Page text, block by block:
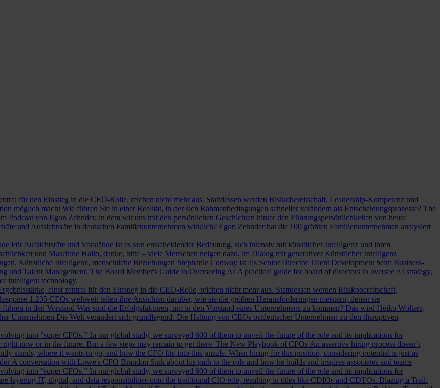
für den Einstieg in die CEO-Rolle, reichen nicht mehr aus. Stattdessen werden Risikobereitschaft, Leadership-Kompetenz und
möglich macht Wie führen Sie in einer Realität, in der sich Rahmenbedingungen schneller verändern als Entscheidungsprozesse? The
Podcast von Egon Zehnder, in dem wir uns mit den persönlichen Geschichten hinter den Führungspersönlichkeiten von heute
und Aufsichtsräte in deutschen Familienunternehmen wirklich? Egon Zehnder hat die 100 größten Familienunternehmen analysiert
Für Aufsichtsräte und Vorstände ist es von entscheidender Bedeutung, sich intensiv mit künstlicher Intelligenz und ihren
und Maschine Hallo, danke, bitte – viele Menschen neigen dazu, im Dialog mit generativer Künstlicher Intelligenz
Künstliche Intelligenz, menschliche Beziehungen Stephanie Conway ist als Senior Director Talent Development beim Business-
und Talent Management. The Board Member's Guide to Overseeing AI A practical guide for board of directors to oversee AI strategy,
intelligent technology.
einst zentral für den Einstieg in die CEO-Rolle, reichen nicht mehr aus. Stattdessen werden Risikobereitschaft,
1.235 CEOs weltweit teilen ihre Ansichten darüber, wie sie die größten Herausforderungen meistern, denen sie
in den Vorstand Was sind die Erfolgsfaktoren, um in den Vorstand eines Unternehmens zu kommen? Das wird Heiko Wolters,
Unternehmen Die Welt verändert sich grundlegend. Die Haltung von CEOs ostdeutscher Unternehmen zu den disruptiven
into “super CFOs.” In our global study, we surveyed 600 of them to unveil the future of the role and its implications for
now or in the future. But a few steps may remain to get there. The New Playbook of CFOs An assertive hiring process doesn’t
stands, where it wants to go, and how the CFO fits into this puzzle. When hiring for this position, considering potential is just as
A conversation with Lowe's CFO Brandon Sink about his path to the role and how he builds and inspires associates and teams
into “super CFOs.” In our global study, we surveyed 600 of them to unveil the future of the role and its implications for
layering IT, digital, and data responsibilities onto the traditional CIO role, resulting in titles like CDIOs and CDTOs. Blazing a Trail: